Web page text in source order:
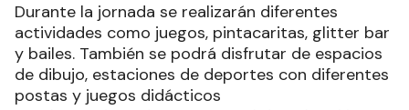
Durante la jornada se realizarán diferentes
actividades como juegos, pintacaritas, glitter bar
y bailes. También se podrá disfrutar de espacios
de dibujo, estaciones de deportes con diferentes
postas y juegos didácticos